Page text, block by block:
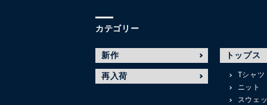
カテゴリー
新作
再入荷
トップス
Tシャツ
ニット
スウェ